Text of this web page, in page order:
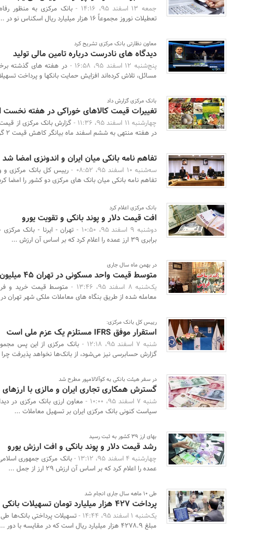
جمعه 13 اسفند 95، 14:16 -
بانک مرکزی به منظور
تعطیلات نوروز مجموعاً 16 هزار میلیارد ریال اسکناس نو در ...
معاون نظارتی بانک مرکزی تشریح کرد
دیدگاه های نادرست درباره تامین مالی تولید
پنج‌شنبه 12 اسفند 95، 16:58 -
در هفته های گذشته
مسائل، تلاش کرده‌اند افزایش حمایت بانکها و پرداخت
بانک مرکزی گزارش داد
تغییرات قیمت کالاهای خوراکی در هفته نخست
چهارشنبه 11 اسفند 95، 11:36 -
در هفته منتهی به ششم اسفند ماه بیانگر کاهش قیمت ۲ گر ...
تفاهم نامه بانکی میان ایران و اندونزی امضا شد
سه‌شنبه 10 اسفند 95، 08:52 -
رییس کل بانک مرکزی و
تفاهم نامه بانکی میان بانک های مرکزی دو کشور را امضا
بانک مرکزی اعلام کرد
افت قیمت دلار و پوند بانکی و تقویت یورو
دوشنبه 9 اسفند 95، 10:50 -
تهران - ایرنا - بانک
برابری 39 ارز عمده را اعلام کرد که بر اساس آن ارزش ...
در بهمن ماه سال جاری
متوسط قیمت واحد مسکونی در تهران 45 میلیون ریال شد
یک‌شنبه 8 اسفند 95، 13:46 -
متوسط قیمت خرید و
معامله شده از طریق بنگاه های معاملات ملکی شهر تهران
رییس کل بانک مرکزی:
استقرار موفق IFRS مستلزم یک عزم ملی است
شنبه 7 اسفند 95، 12:18 -
بانک مرکزی از این پس
گزارش حسابرسی نیز می‌شود، از بانک‌ها نخواهد پذیرفت
در سفر هیئت بانکی به کوآلالامپور مطرح شد
گسترش همکاری تجاری ایران و مالزی با
شنبه 7 اسفند 95، 10:00 -
معاون ارزی بانک مرکزی در
سیاست کنونی بانک مرکزی ایران بر تسهیل معاملات ...
بهای ارز ۳۹ کشور به ثبت رسید
رشد قیمت دلار و پوند بانکی و افت ارزش یورو
چهارشنبه 4 اسفند 95، 13:12 -
عمده را اعلام کرد که بر اساس آن ارزش ۲۹ ارز از جمل ...
طی 10 ماهه سال جاری انجام شد
پرداخت 427 هزار میلیارد تومان تسهیلات بانکی
یک‌شنبه 1 اسفند 95، 14:44 -
مبلغ 4278.9 هزار میلیارد ریال است که در مقایسه با دور ...